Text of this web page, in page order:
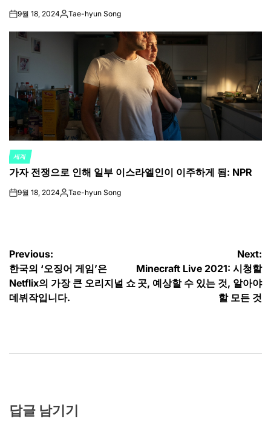
on9월 18, 2024Posted
Tae-hyun Song
POSTED
IN
세계
가자 전쟁으로 인해 일부 이스라엘인이 이주하게 됨: NPR
on9월 18, 2024Posted
Tae-hyun Song
글
탐
색
Previous:
한국의 ‘오징어 게임’은
Netflix의 가장 큰 오리지널 쇼
데뷔작입니다.
Next:
Minecraft Live 2021: 시청할
곳, 예상할 수 있는 것, 알아야
할 모든 것
답글 남기기